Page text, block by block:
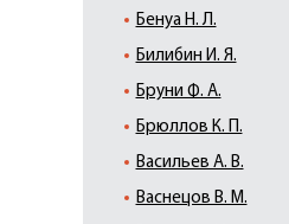
Бенуа Н. Л.
Билибин И. Я.
Бруни Ф. А.
Брюллов К. П.
Васильев А. В.
Васнецов В. М.